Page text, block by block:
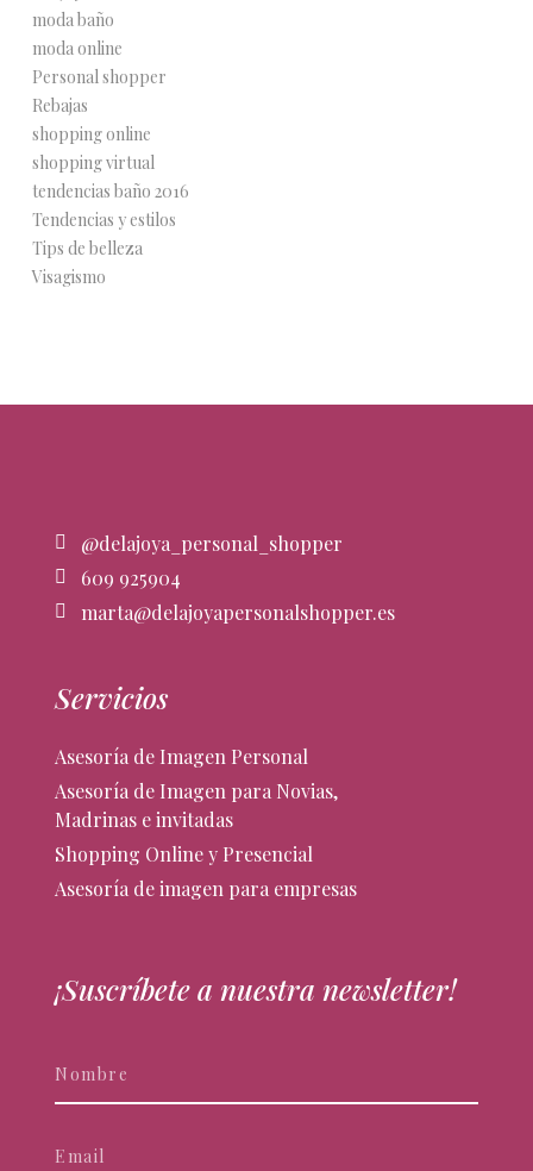
moda baño
moda online
Personal shopper
Rebajas
shopping online
shopping virtual
tendencias baño 2016
Tendencias y estilos
Tips de belleza
Visagismo
@delajoya_personal_shopper
609 925904
marta@delajoyapersonalshopper.es
Servicios
Asesoría de Imagen Personal
Asesoría de Imagen para Novias,
Madrinas e invitadas
Shopping Online y Presencial
Asesoría de imagen para empresas
¡Suscríbete a nuestra newsletter!
eres
deja